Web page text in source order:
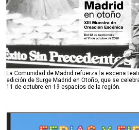
La Comunidad de Madrid refuerza la escena
edición de Surge Madrid en Otoño, que se
11 de octubre en 19 espacios de la región.